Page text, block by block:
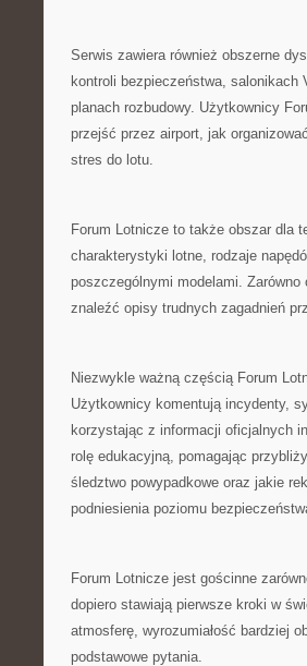
Serwis zawiera również obszerne
kontroli bezpieczeństwa, salonikach
planach rozbudowy. Użytkownicy
przejść przez airport, jak
stres do lotu.
Forum Lotnicze to także obszar dla
charakterystyki lotne, rodzaje
poszczególnymi modelami.
znaleźć opisy trudnych zagadnień
Niezwykle ważną częścią Forum
Użytkownicy komentują incydenty,
korzystając z informacji oficjalnych
rolę edukacyjną, pomagając
śledztwo powypadkowe oraz jakie
podniesienia poziomu
Forum Lotnicze jest gościnne
dopiero stawiają pierwsze kroki w
atmosferę, wyrozumiałość bardziej
podstawowe pytania.